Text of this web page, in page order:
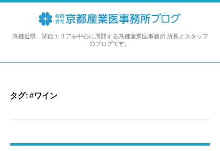
コ
京都近県、関西エリアを中心に展開する京都産業医事務所 所長とスタッフ
のブログです。
タグ:#ワイン